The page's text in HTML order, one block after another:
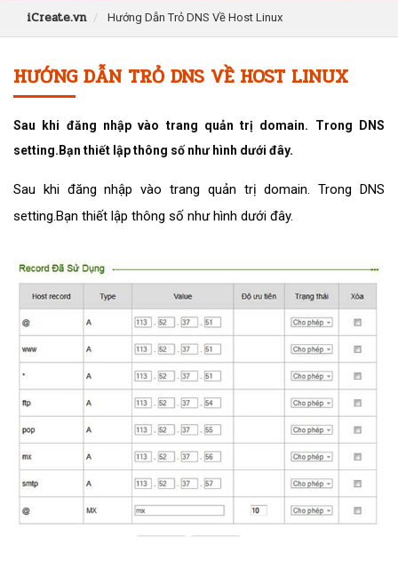
iCreate.vn Hướng Dẫn Trỏ DNS Về Host Linux
HƯỚNG DẪN TRỎ DNS VỀ HOST LINUX
Sau khi đăng nhập vào trang quản trị domain. Trong DNS
setting.Bạn thiết lập thông số như hình dưới đây.
Sau khi đăng nhập vào trang quản trị domain. Trong DNS
setting.Bạn thiết lập thông số như hình dưới đây.